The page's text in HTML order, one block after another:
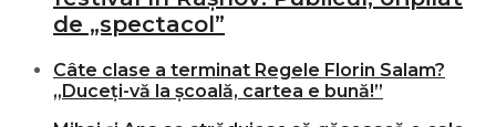
de „spectacol”
Câte clase a terminat Regele Florin Salam?
„Duceți-vă la școală, cartea e bună!”